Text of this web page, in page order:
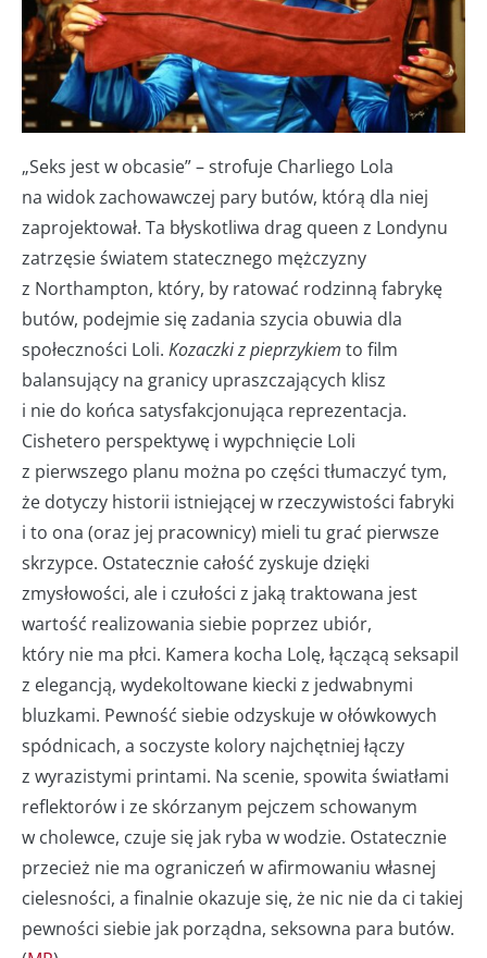
„Seks jest w obcasie” – strofuje Charliego Lola
na widok zachowawczej pary butów, którą dla niej
zaprojektował. Ta błyskotliwa drag queen z Londynu
zatrzęsie światem statecznego mężczyzny
z Northampton, który, by ratować rodzinną fabrykę
butów, podejmie się zadania szycia obuwia dla
społeczności Loli. Kozaczki z pieprzykiem to film
balansujący na granicy upraszczających klisz
i nie do końca satysfakcjonująca reprezentacja.
Cishetero perspektywę i wypchnięcie Loli
z pierwszego planu można po części tłumaczyć tym,
że dotyczy historii istniejącej w rzeczywistości fabryki
i to ona (oraz jej pracownicy) mieli tu grać pierwsze
skrzypce. Ostatecznie całość zyskuje dzięki
zmysłowości, ale i czułości z jaką traktowana jest
wartość realizowania siebie poprzez ubiór,
który nie ma płci. Kamera kocha Lolę, łączącą seksapil
z elegancją, wydekoltowane kiecki z jedwabnymi
bluzkami. Pewność siebie odzyskuje w ołówkowych
spódnicach, a soczyste kolory najchętniej łączy
z wyrazistymi printami. Na scenie, spowita światłami
reflektorów i ze skórzanym pejczem schowanym
w cholewce, czuje się jak ryba w wodzie. Ostatecznie
przecież nie ma ograniczeń w afirmowaniu własnej
cielesności, a finalnie okazuje się, że nic nie da ci takiej
pewności siebie jak porządna, seksowna para butów.